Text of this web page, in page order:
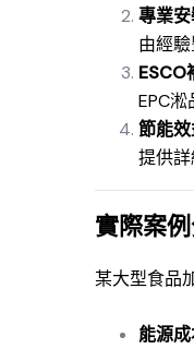
專業
由經
ESCO
EPC
節能
提供
實際案
某大型食品
能源